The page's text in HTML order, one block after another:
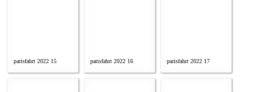
parisfahrt 2022 15 parisfahrt 2022 16 parisfahrt 2022 17